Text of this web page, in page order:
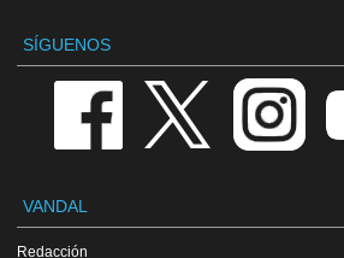
SÍGUENOS
VANDAL
Redacción